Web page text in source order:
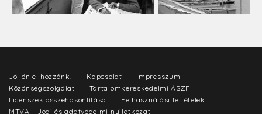
Jöjjön el hozzánk! Kapcsolat
Impresszum
Közönségszolgálat
Tartalomkereskedelmi ÁSZF
Licenszek összehasonlítása
Felhasználási feltételek
MTVA - Jogi és adatvédelmi nyilatkozat